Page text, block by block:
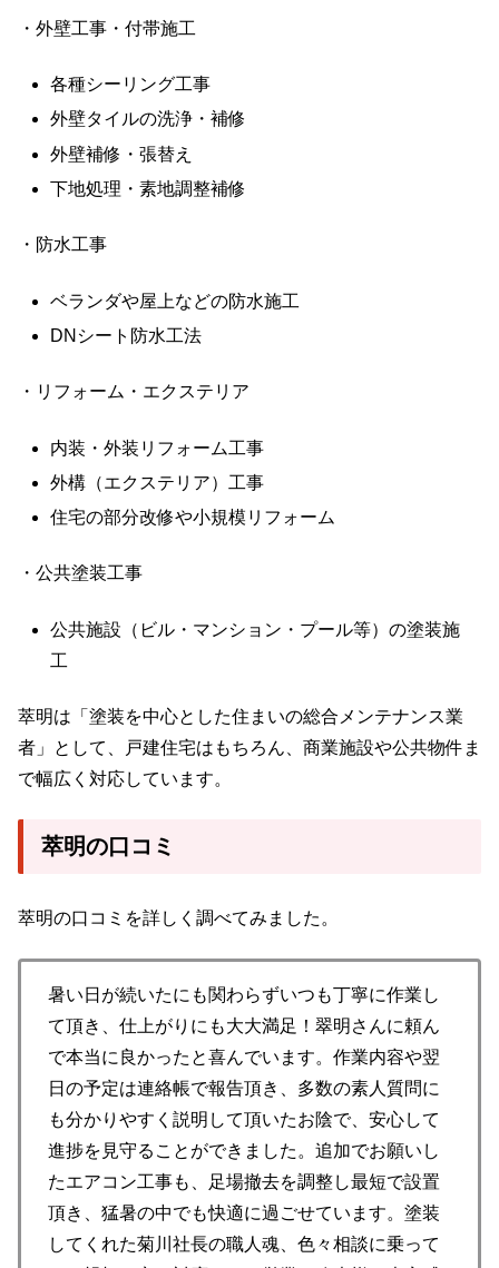
・外壁工事・付帯施工
各種シーリング工事
外壁タイルの洗浄・補修
外壁補修・張替え
下地処理・素地調整補修
・防水工事
ベランダや屋上などの防水施工
DNシート防水工法
・リフォーム・エクステリア
内装・外装リフォーム工事
外構（エクステリア）工事
住宅の部分改修や小規模リフォーム
・公共塗装工事
公共施設（ビル・マンション・プール等）の塗装施
工
萃明は「塗装を中心とした住まいの総合メンテナンス業
者」として、戸建住宅はもちろん、商業施設や公共物件ま
で幅広く対応しています。
萃明の口コミ
萃明の口コミを詳しく調べてみました。
暑い日が続いたにも関わらずいつも丁寧に作業し
て頂き、仕上がりにも大大満足！翠明さんに頼ん
で本当に良かったと喜んでいます。作業内容や翌
日の予定は連絡帳で報告頂き、多数の素人質問に
も分かりやすく説明して頂いたお陰で、安心して
進捗を見守ることができました。追加でお願いし
たエアコン工事も、足場撤去を調整し最短で設置
頂き、猛暑の中でも快適に過ごせています。塗装
してくれた菊川社長の職人魂、色々相談に乗って